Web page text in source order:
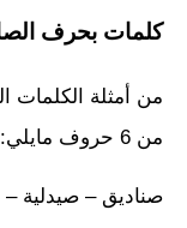
كلمات بحرف الصاد
من أمثلة الكلمات
من 6 حروف مايلي:
صناديق – صيدلية –